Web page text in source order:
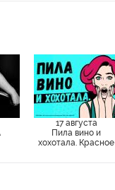
17 августа
Пила вино и
хохотала. Красное